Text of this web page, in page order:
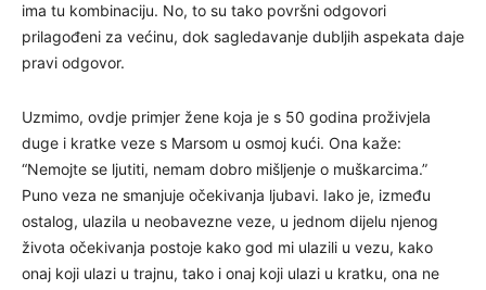
ima tu kombinaciju. No, to su tako površni odgovori
prilagođeni za većinu, dok sagledavanje dubljih aspekata daje
pravi odgovor.
Uzmimo, ovdje primjer žene koja je s 50 godina proživjela
duge i kratke veze s Marsom u osmoj kući. Ona kaže:
“Nemojte se ljutiti, nemam dobro mišljenje o muškarcima.”
Puno veza ne smanjuje očekivanja ljubavi. Iako je, između
ostalog, ulazila u neobavezne veze, u jednom dijelu njenog
života očekivanja postoje kako god mi ulazili u vezu, kako
onaj koji ulazi u trajnu, tako i onaj koji ulazi u kratku, ona ne